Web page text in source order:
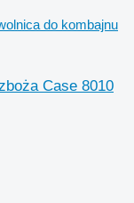
do kombajnu
Case 8010